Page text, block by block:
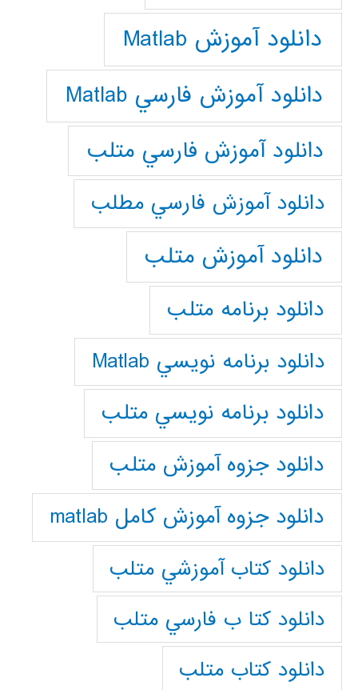
دانلود آموزش Matlab
دانلود آموزش فارسي Matlab
دانلود آموزش فارسي متلب
دانلود آموزش فارسي مطلب
دانلود آموزش متلب
دانلود برنامه متلب
دانلود برنامه نويسي Matlab
دانلود برنامه نويسي متلب
دانلود جزوه آموزش متلب
دانلود جزوه آموزش کامل matlab
دانلود كتاب آموزشي متلب
دانلود كتا ب فارسي متلب
دانلود كتاب متلب